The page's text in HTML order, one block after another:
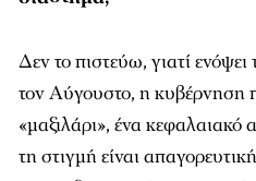
Δεν το πιστεύω, γιατί ενόψει
«μαξιλάρι», ένα
τη στιγμή είναι
και να δανειστούμε σε
αναταραχής που υπάρχει